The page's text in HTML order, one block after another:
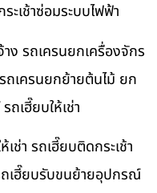
ะเช้าซ่อมระบบไฟฟ้า
าง รถเครนยกเครื่องจักร
ถเครนยกย้ายต้นไม้ ยก
เฮี๊ยบให้เช่า
ช่า รถเฮี๊ยบติดกระเช้า
เฮี๊ยบรับขนย้ายอุปกรณ์